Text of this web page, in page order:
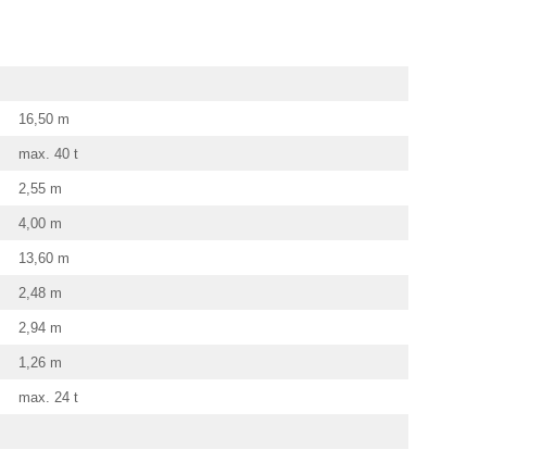
16,50 m
max. 40 t
2,55 m
4,00 m
13,60 m
2,48 m
2,94 m
1,26 m
max. 24 t